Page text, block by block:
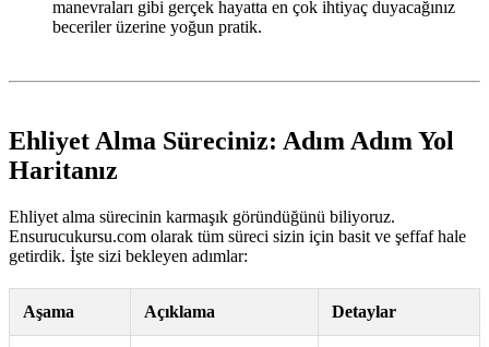
manevraları gibi gerçek hayatta en çok ihtiyaç duyacağınız
beceriler üzerine yoğun pratik.
Ehliyet Alma Süreciniz: Adım Adım Yol
Haritanız
Ehliyet alma sürecinin karmaşık göründüğünü biliyoruz.
Ensurucukursu.com olarak tüm süreci sizin için basit ve şeffaf hale
getirdik. İşte sizi bekleyen adımlar:
Aşama Açıklama Detaylar